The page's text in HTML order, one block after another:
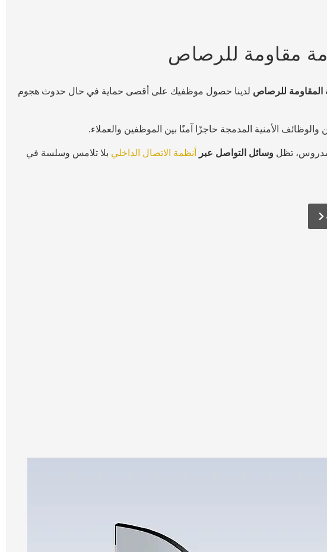
مقاومة للرصاص
المقاومة للرصاص لدينا حصول موظفيك على أقصى حماية في حال حدوث هجوم
والوظائف الأمنية المدمجة حاجزًا آمنًا بين الموظفين والعملاء.
تظل وسائل التواصل عبر أنظمة الاتصال الداخلي بلا تلامس وسلسة في